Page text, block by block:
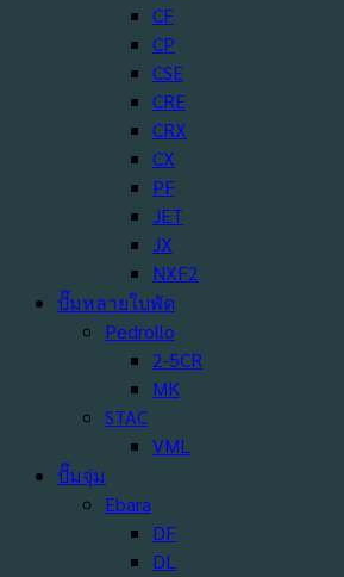
CF
CP
CSE
CRE
CRX
CX
PF
JET
JX
NXF2
ปั๊มหลายใบพัด
Pedrollo
2-5CR
MK
STAC
VML
ปั๊มจุ่ม
Ebara
DF
DL